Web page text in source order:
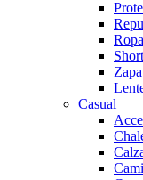
Casual